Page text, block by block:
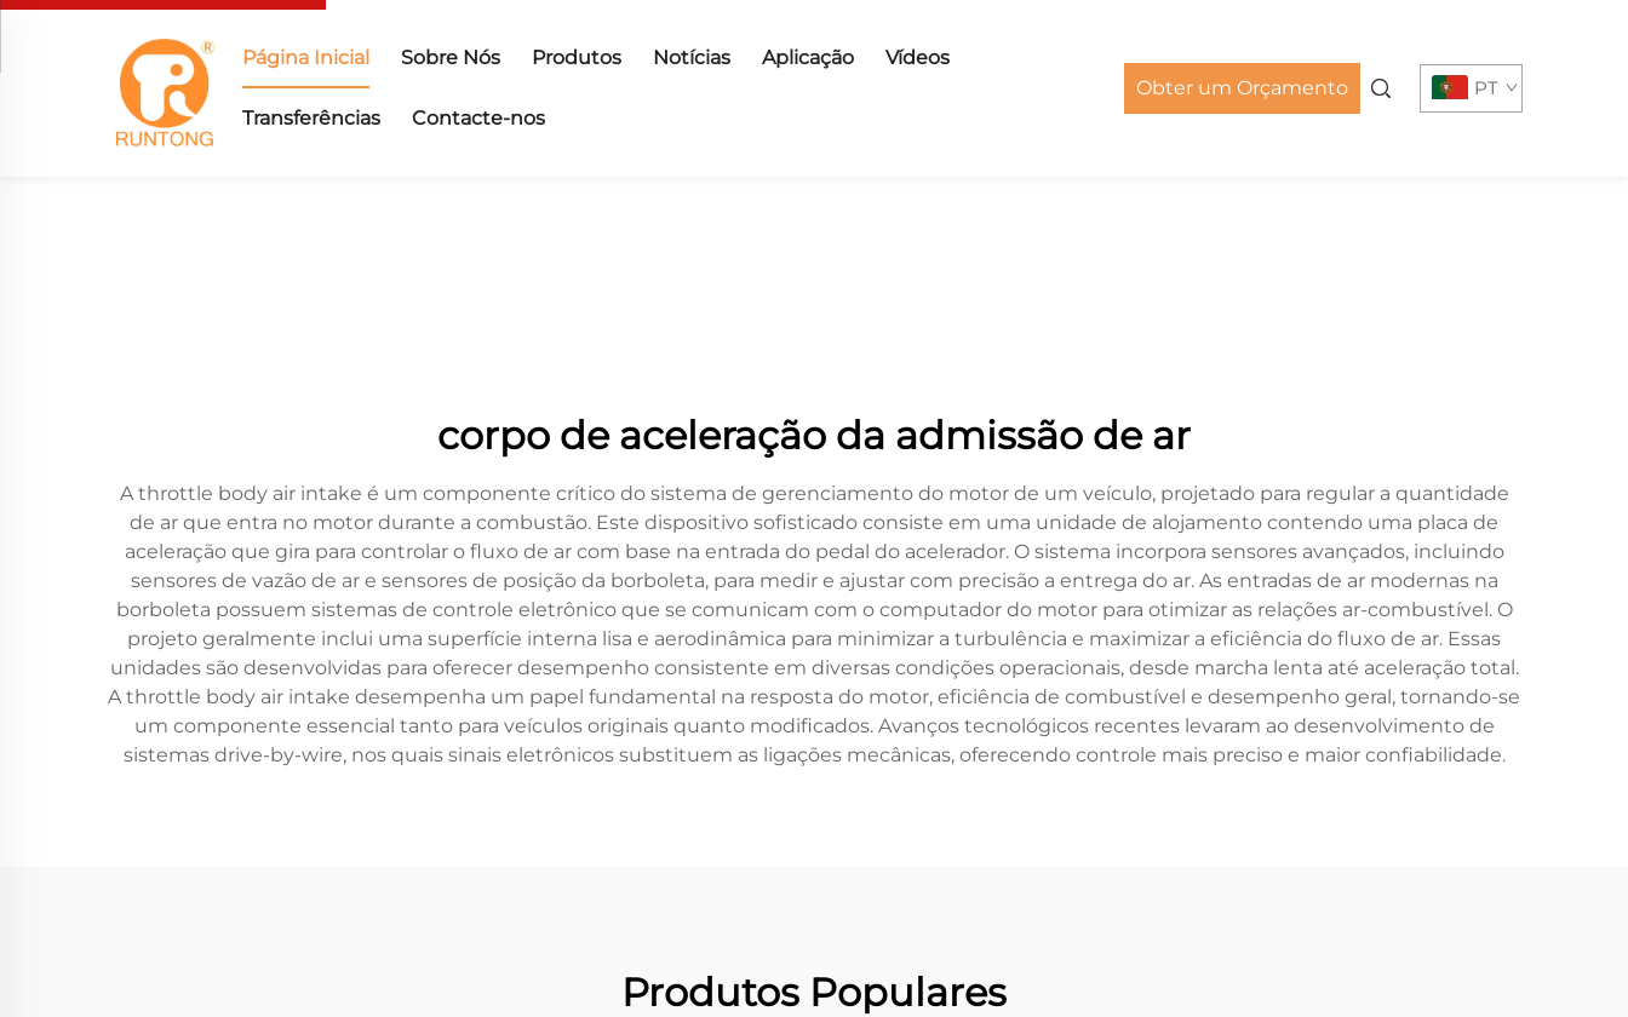
Página Inicial Sobre Nós Produtos Notícias Aplicação Vídeos
Transferências Contacte-nos
Obter um Orçamento PT
corpo de aceleração da admissão de ar
A throttle body air intake é um componente crítico do sistema de gerenciamento do motor de um veículo, projetado para regular a quantidade
de ar que entra no motor durante a combustão. Este dispositivo sofisticado consiste em uma unidade de alojamento contendo uma placa de
aceleração que gira para controlar o fluxo de ar com base na entrada do pedal do acelerador. O sistema incorpora sensores avançados, incluindo
sensores de vazão de ar e sensores de posição da borboleta, para medir e ajustar com precisão a entrega do ar. As entradas de ar modernas na
borboleta possuem sistemas de controle eletrônico que se comunicam com o computador do motor para otimizar as relações ar-combustível. O
projeto geralmente inclui uma superfície interna lisa e aerodinâmica para minimizar a turbulência e maximizar a eficiência do fluxo de ar. Essas
unidades são desenvolvidas para oferecer desempenho consistente em diversas condições operacionais, desde marcha lenta até aceleração total.
A throttle body air intake desempenha um papel fundamental na resposta do motor, eficiência de combustível e desempenho geral, tornando-se
um componente essencial tanto para veículos originais quanto modificados. Avanços tecnológicos recentes levaram ao desenvolvimento de
sistemas drive-by-wire, nos quais sinais eletrônicos substituem as ligações mecânicas, oferecendo controle mais preciso e maior confiabilidade.
Produtos Populares